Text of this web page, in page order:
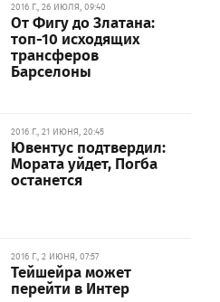
2016 Г., 26 ИЮЛЯ, 09:40
От Фигу до Златана:
топ-10 исходящих
трансферов
Барселоны
2016 Г., 21 ИЮНЯ, 20:45
Ювентус подтвердил:
Мората уйдет, Погба
останется
2016 Г., 2 ИЮНЯ, 07:57
Тейшейра может
перейти в Интер